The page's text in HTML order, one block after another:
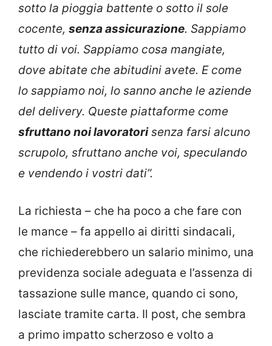
sotto la pioggia battente o sotto il sole
cocente, senza assicurazione. Sappiamo
tutto di voi. Sappiamo cosa mangiate,
dove abitate che abitudini avete. E come
lo sappiamo noi, lo sanno anche le aziende
del delivery. Queste piattaforme come
sfruttano noi lavoratorisenza farsi alcuno
scrupolo, sfruttano anche voi, speculando
e vendendo i vostri dati”.
La richiesta – che ha poco a che fare con
le mance – fa appello ai diritti sindacali,
che richiederebbero un salario minimo, una
previdenza sociale adeguata e l’assenza di
tassazione sulle mance, quando ci sono,
lasciate tramite carta. Il post, che sembra
a primo impatto scherzoso e volto a